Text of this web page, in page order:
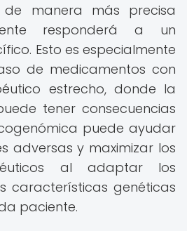
de manera más precisa
responderá a un
Esto es especialmente
de medicamentos con
estrecho, donde la
tener consecuencias
puede ayudar
adversas y maximizar los
al adaptar los
características genéticas
paciente.